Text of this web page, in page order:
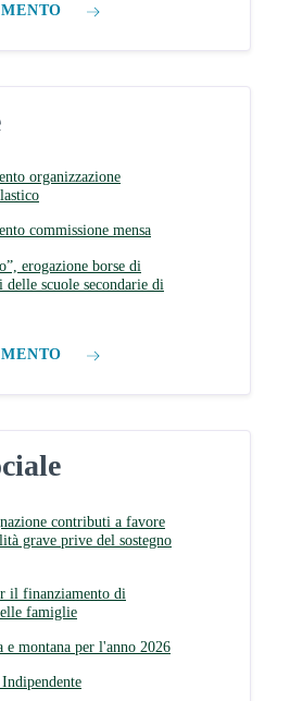
organizzazione
commissione mensa
erogazione borse di
scuole secondarie di
contributi a favore
grave prive del sostegno
il finanziamento di
famiglie
e montana per l'anno 2026